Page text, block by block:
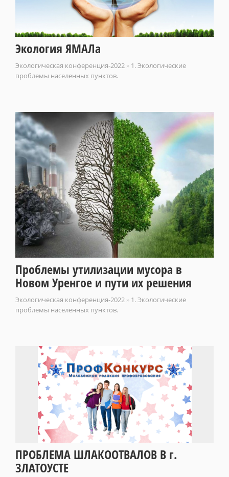
Экология ЯМАЛа
Экологическая конференция-2022 » 1. Экологические
проблемы населенных пунктов.
Проблемы утилизации мусора в
Новом Уренгое и пути их решения
Экологическая конференция-2022 » 1. Экологические
проблемы населенных пунктов.
ПРОБЛЕМА ШЛАКООТВАЛОВ В г.
ЗЛАТОУСТЕ